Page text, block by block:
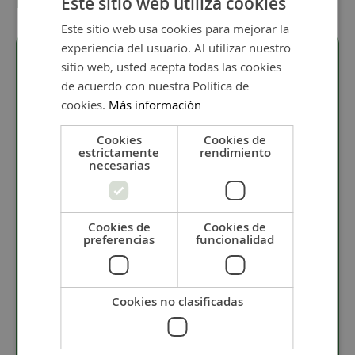
Descripción
· Anillo ajustable de unos 15 a 20 mm.
· Material: Acero inoxidable.
Descripción
Este anillo de acero inoxidable con forma de clavo
combina elegancia y actitud en un diseño único y
adaptarse cómodamente a diferentes tamaños de
Fabricado con materiales resistentes, es duradero y
Este sitio web usa cookies para mejorar la
experiencia del usuario. Al utilizar nuestro
sitio web, usted acepta todas las cookies
de acuerdo con nuestra Política de
cookies. Más información
Cookies
estrictamente
necesarias
Cookies de
rendimiento
Cookies de
preferencias
Cookies de
funcionalidad
Cookies no clasificadas